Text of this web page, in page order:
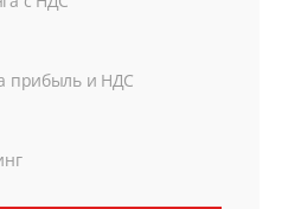
прибыль и НДС